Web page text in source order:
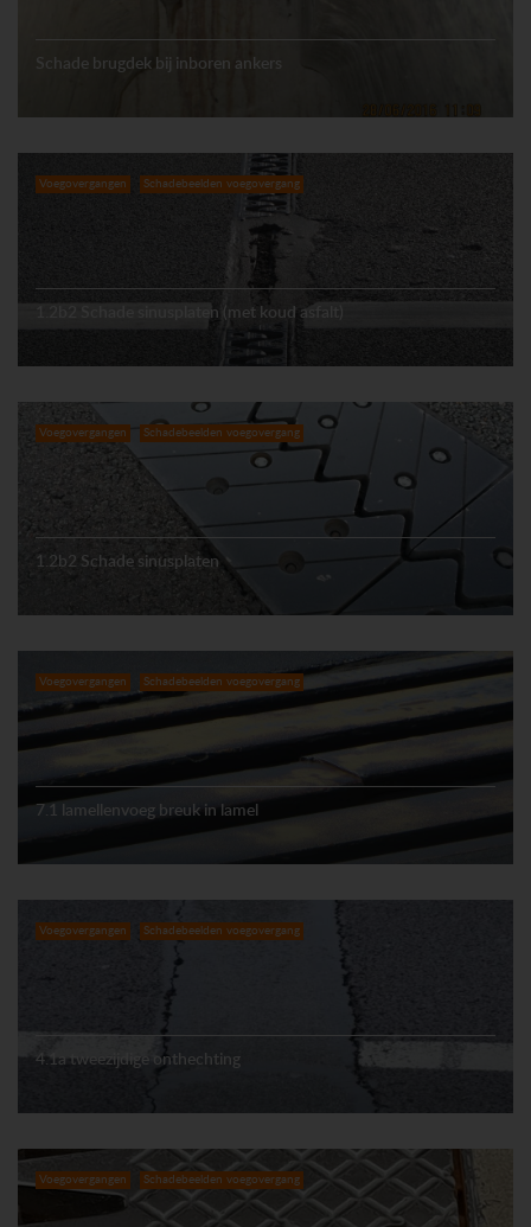
Schade brugdek bij inboren ankers
Voegovergangen Schadebeelden voegovergang
1.2b2 Schade sinusplaten (met koud asfalt)
Voegovergangen Schadebeelden voegovergang
1.2b2 Schade sinusplaten
Voegovergangen Schadebeelden voegovergang
7.1 lamellenvoeg breuk in lamel
Voegovergangen Schadebeelden voegovergang
4.1a tweezijdige onthechting
Voegovergangen Schadebeelden voegovergang